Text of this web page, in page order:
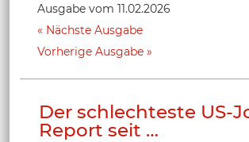
Ausgabe vom 11.02.2026
Nächste Ausgabe
Vorherige Ausgabe
Der schlechteste US-
Report seit …